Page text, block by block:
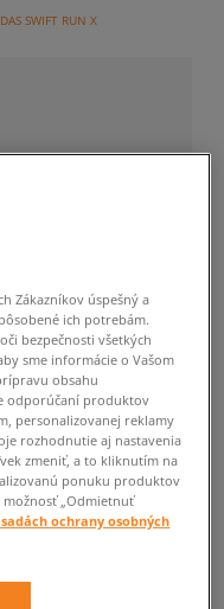
SWIFT RUN X
Zákazníkov úspešný a
ich potrebám.
bezpečnosti všetkých
sme informácie o Vašom
obsahu
odporúčaní produktov
personalizovanej reklamy
rozhodnutie aj nastavenia
zmeniť, a to kliknutím na
ponuku produktov
„Odmietnuť
ochrany osobných